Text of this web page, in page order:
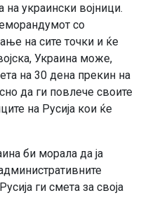
на украински војници.
со
на сите точки и ќе
Украина може,
на 30 дена прекин на
да ги повлече своите
на Русија кои ќе
би морала да ја
ги смета за своја